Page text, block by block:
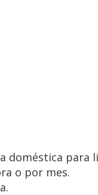
doméstica para
o por mes.